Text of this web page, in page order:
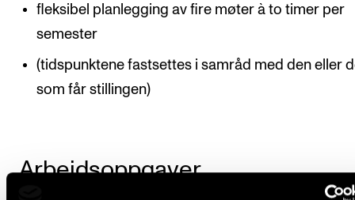
fleksibel planlegging av fire møter à to timer per
semester
(tidspunktene fastsettes i samråd med den eller
som får stillingen)
Arbeidsoppgaver